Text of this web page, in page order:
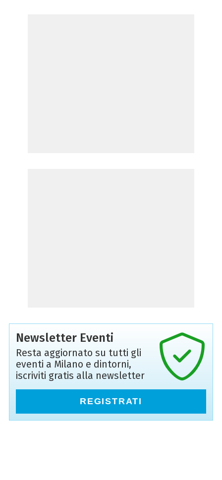
Newsletter Eventi
Resta aggiornato su tutti gli
eventi a Milano e dintorni,
iscriviti gratis alla newsletter
REGISTRATI